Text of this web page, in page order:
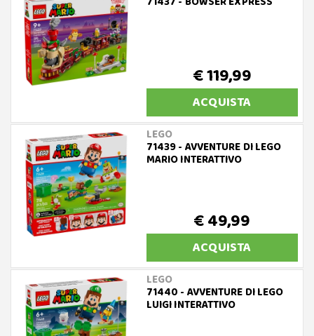
€ 119,99
ACQUISTA
LEGO
71439 - AVVENTURE DI LEGO
MARIO INTERATTIVO
€ 49,99
ACQUISTA
LEGO
71440 - AVVENTURE DI LEGO
LUIGI INTERATTIVO